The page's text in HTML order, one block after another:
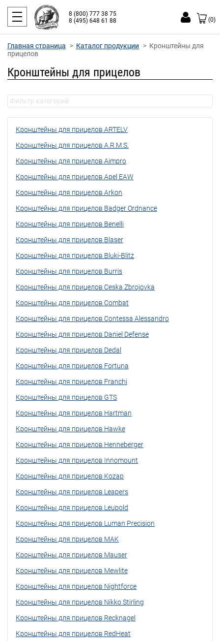
8 (800) 777 38 75
8 (495) 648 61 88
(0)
Главная страница Каталог продукции
Кронштейны для
прицелов
Кронштейны для прицелов
Кронштейны для прицелов ARTELV
Кронштейны для прицелов A.R.M.S.
Кронштейны для прицелов Aimpro
Кронштейны для прицелов Apel EAW
Кронштейны для прицелов Arkon
Кронштейны для прицелов Badger Ordnance
Кронштейны для прицелов Benelli
Кронштейны для прицелов Blaser
Кронштейны для прицелов Bluki-Blitz
Кронштейны для прицелов Burris
Кронштейны для прицелов Ceska Zbrojovka
Кронштейны для прицелов Combat
Кронштейны для прицелов Contessa Alessandro
Кронштейны для прицелов Daniel Defense
Кронштейны для прицелов Dedal
Кронштейны для прицелов Fortuna
Кронштейны для прицелов Franchi
Кронштейны для прицелов GTS
Кронштейны для прицелов Hartman
Кронштейны для прицелов Hawke
Кронштейны для прицелов Henneberger
Кронштейны для прицелов Innomount
Кронштейны для прицелов Kozap
Кронштейны для прицелов Leapers
Кронштейны для прицелов Leupold
Кронштейны для прицелов Luman Precision
Кронштейны для прицелов MAK
Кронштейны для прицелов Mauser
Кронштейны для прицелов Mewlite
Кронштейны для прицелов Nightforce
Кронштейны для прицелов Nikko Stirling
Кронштейны для прицелов Recknagel
Кронштейны для прицелов RedHeat